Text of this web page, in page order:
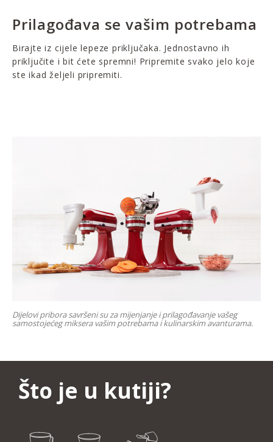
Prilagođava se vašim potrebama
Birajte iz cijele lepeze priključaka. Jednostavno ih
priključite i bit ćete spremni! Pripremite svako jelo koje
ste ikad željeli pripremiti.
Dijelovi pribora savršeni su za mijenjanje i prilagođavanje vašeg
samostojećeg miksera vašim potrebama i kulinarskim avanturama.
Što je u kutiji?